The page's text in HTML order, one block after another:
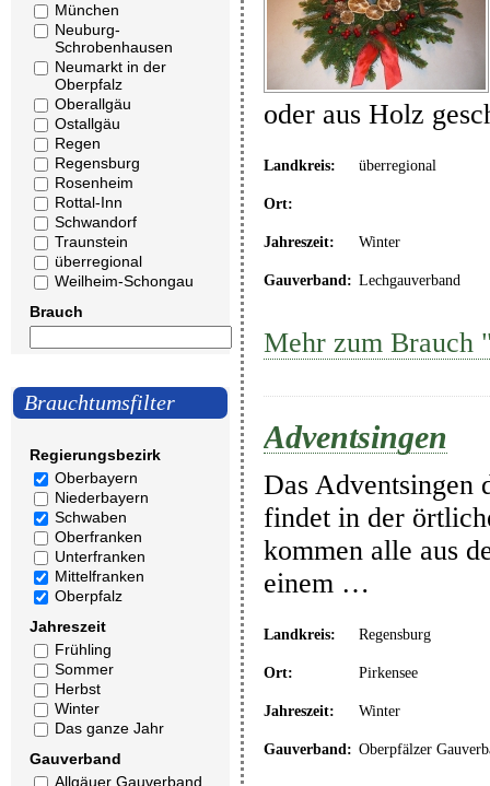
München
Neuburg-
Schrobenhausen
Neumarkt in der
Oberpfalz
Oberallgäu
Ostallgäu
Regen
Regensburg
Rosenheim
Rottal-Inn
Schwandorf
Traunstein
überregional
Weilheim-Schongau
Brauch
Brauchtumsfilter
Regierungsbezirk
Oberbayern
Niederbayern
Schwaben
Oberfranken
Unterfranken
Mittelfranken
Oberpfalz
Jahreszeit
Frühling
Sommer
Herbst
Winter
Das ganze Jahr
Gauverband
Allgäuer Gauverband
oder aus Holz
Landkreis: überregional
Ort:
Jahreszeit: Winter
Gauverband: Lechgauverband
Mehr zum Brauch
Adventsingen
Das Adventsingen
findet in der
kommen alle aus
einem …
Landkreis: Regensburg
Ort: Pirkensee
Jahreszeit: Winter
Gauverband: Oberpfälzer